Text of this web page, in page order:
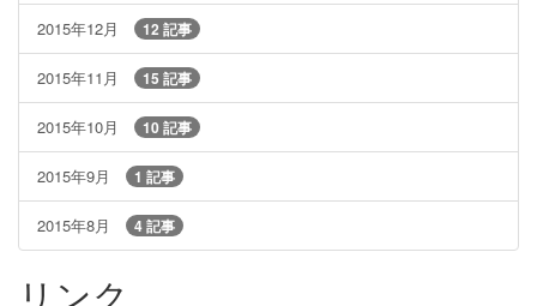
2015年12月 12 記事
2015年11月 15 記事
2015年10月 10 記事
2015年9月 1 記事
2015年8月 4 記事
リンク